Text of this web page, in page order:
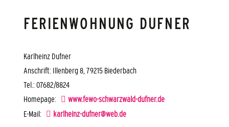
FERIENWOHNUNG DUFNER
Karlheinz Dufner
Anschrift: Illenberg 8, 79215 Biederbach
Tel.: 07682/8824
Homepage:
www.fewo-schwarzwald-dufner.de
E-Mail:
karlheinz-dufner@web.de